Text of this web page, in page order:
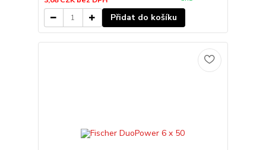
Přidat do košíku